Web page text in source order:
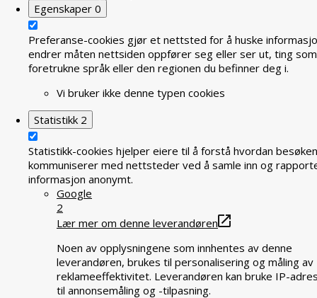
Egenskaper 0
Preferanse-cookies gjør et nettsted for å huske
endrer måten nettsiden oppfører seg eller ser ut, ting
foretrukne språk eller den regionen du befinner deg i.
Vi bruker ikke denne typen cookies
Statistikk 2
Statistikk-cookies hjelper eiere til å forstå hvordan
kommuniserer med nettsteder ved å samle inn og
informasjon anonymt.
Google
2
Lær mer om denne leverandøren
Noen av opplysningene som innhentes av denne
leverandøren, brukes til personalisering og måling av
reklameeffektivitet. Leverandøren kan bruke IP-
til annonsemåling og -tilpasning.